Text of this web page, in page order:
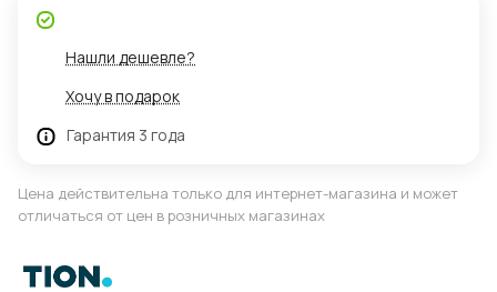
Нашли дешевле?
Хочу в подарок
Гарантия 3 года
Цена действительна только для интернет-магазина и может
отличаться от цен в розничных магазинах